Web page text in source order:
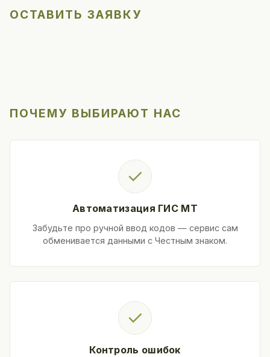
ОСТАВИТЬ ЗАЯВКУ
ПОЧЕМУ ВЫБИРАЮТ НАС
✓
Автоматизация ГИС МТ
Забудьте про ручной ввод кодов — сервис сам
обменивается данными с Честным знаком.
✓
Контроль ошибок